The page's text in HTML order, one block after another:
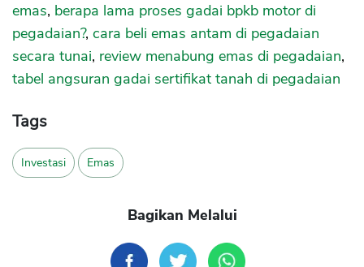
emas, berapa lama proses gadai bpkb motor di
pegadaian?, cara beli emas antam di pegadaian
secara tunai, review menabung emas di pegadaian,
tabel angsuran gadai sertifikat tanah di pegadaian
Tags
Investasi Emas
Bagikan Melalui